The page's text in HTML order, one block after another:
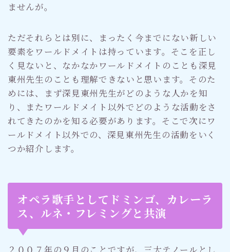
ませんが。
ただそれらとは別に、まったく今までにない新しい
要素をワールドメイトは持っています。そこを正し
く見ないと、なかなかワールドメイトのことも深見
東州先生のことも理解できないと思います。そのた
めには、まず深見東州先生がどのような人かを知
り、またワールドメイト以外でどのような活動をさ
れてきたのかを知る必要があります。そこで次にワ
ールドメイト以外での、深見東州先生の活動をいく
つか紹介します。
オペラ歌手としてドミンゴ、カレーラ
ス、ルネ・フレミングと共演
２００７年の９月のことですが、三大テノールとし